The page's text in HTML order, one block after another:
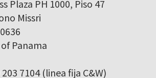
Plaza PH 1000, Piso 47
Missri
Panama
7104 (linea fija C&W)